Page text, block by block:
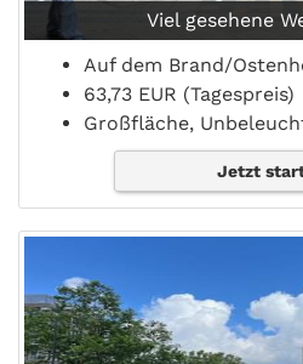
Viel gesehene
Auf dem Brand/
63,73 EUR (Tagespreis)
Großfläche,
Jetzt